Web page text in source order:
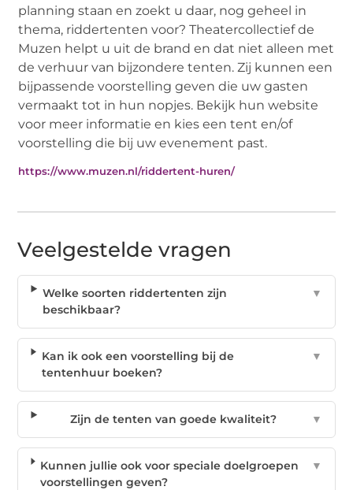
planning staan en zoekt u daar, nog geheel in
thema, riddertenten voor? Theatercollectief de
Muzen helpt u uit de brand en dat niet alleen met
de verhuur van bijzondere tenten. Zij kunnen een
bijpassende voorstelling geven die uw gasten
vermaakt tot in hun nopjes. Bekijk hun website
voor meer informatie en kies een tent en/of
voorstelling die bij uw evenement past.
https://www.muzen.nl/riddertent-huren/
Veelgestelde vragen
Welke soorten riddertenten zijn
beschikbaar?
▼
Kan ik ook een voorstelling bij de
tentenhuur boeken?
▼
Zijn de tenten van goede kwaliteit? ▼
Kunnen jullie ook voor speciale doelgroepen
voorstellingen geven?
▼